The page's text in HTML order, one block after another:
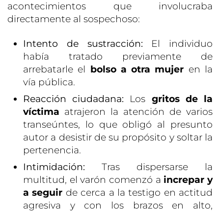
acontecimientos que involucraba
directamente al sospechoso:
Intento de sustracción: El individuo
había tratado previamente de
arrebatarle el bolso a otra mujer en la
vía pública.
Reacción ciudadana: Los gritos de la
víctima atrajeron la atención de varios
transeúntes, lo que obligó al presunto
autor a desistir de su propósito y soltar la
pertenencia.
Intimidación: Tras dispersarse la
multitud, el varón comenzó a increpar y
a seguir de cerca a la testigo en actitud
agresiva y con los brazos en alto,